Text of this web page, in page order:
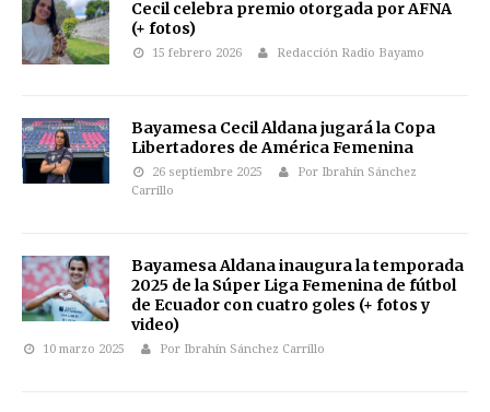
Cecil celebra premio otorgada por AFNA
(+ fotos)
15 febrero 2026 Redacción Radio Bayamo
Bayamesa Cecil Aldana jugará la Copa
Libertadores de América Femenina
26 septiembre 2025
Por Ibrahín Sánchez
Carrillo
Bayamesa Aldana inaugura la temporada
2025 de la Súper Liga Femenina de fútbol
de Ecuador con cuatro goles (+ fotos y
video)
10 marzo 2025 Por Ibrahín Sánchez Carrillo